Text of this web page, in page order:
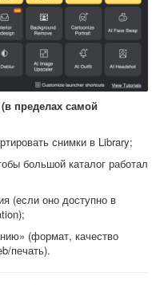
пределах самой
снимки в Library;
большой каталог работал
(если оно доступно в
(формат, качество
печать).